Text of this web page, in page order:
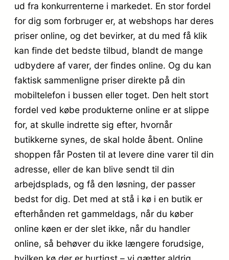
ud fra konkurrenterne i markedet. En stor fordel
for dig som forbruger er, at webshops har deres
priser online, og det bevirker, at du med få klik
kan finde det bedste tilbud, blandt de mange
udbydere af varer, der findes online. Og du kan
faktisk sammenligne priser direkte på din
mobiltelefon i bussen eller toget. Den helt stort
fordel ved købe produkterne online er at slippe
for, at skulle indrette sig efter, hvornår
butikkerne synes, de skal holde åbent. Online
shoppen får Posten til at levere dine varer til din
adresse, eller de kan blive sendt til din
arbejdsplads, og få den løsning, der passer
bedst for dig. Det med at stå i kø i en butik er
efterhånden ret gammeldags, når du køber
online køen er der slet ikke, når du handler
online, så behøver du ikke længere forudsige,